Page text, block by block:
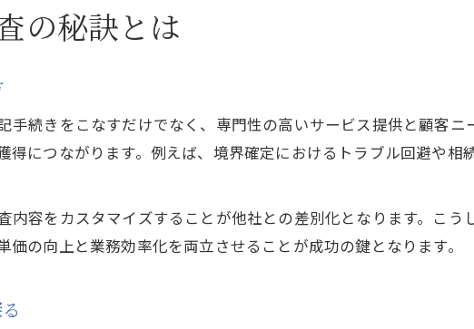
の秘訣とは
続きをこなすだけでなく、専門性の高いサービス提供と顧客ニ
につながります。例えば、境界確定におけるトラブル回避や相
容をカスタマイズすることが他社との差別化となります。こう
の向上と業務効率化を両立させることが成功の鍵となります。